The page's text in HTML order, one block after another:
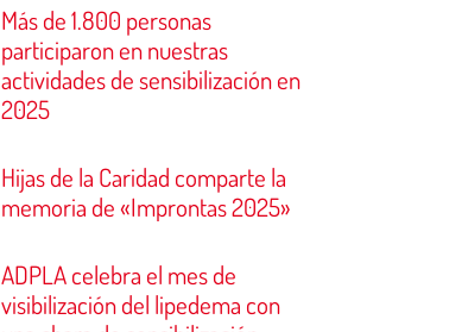
Más de 1.800 personas
participaron en nuestras
actividades de sensibilización en
2025
Hijas de la Caridad comparte la
memoria de «Improntas 2025»
ADPLA celebra el mes de
visibilización del lipedema con